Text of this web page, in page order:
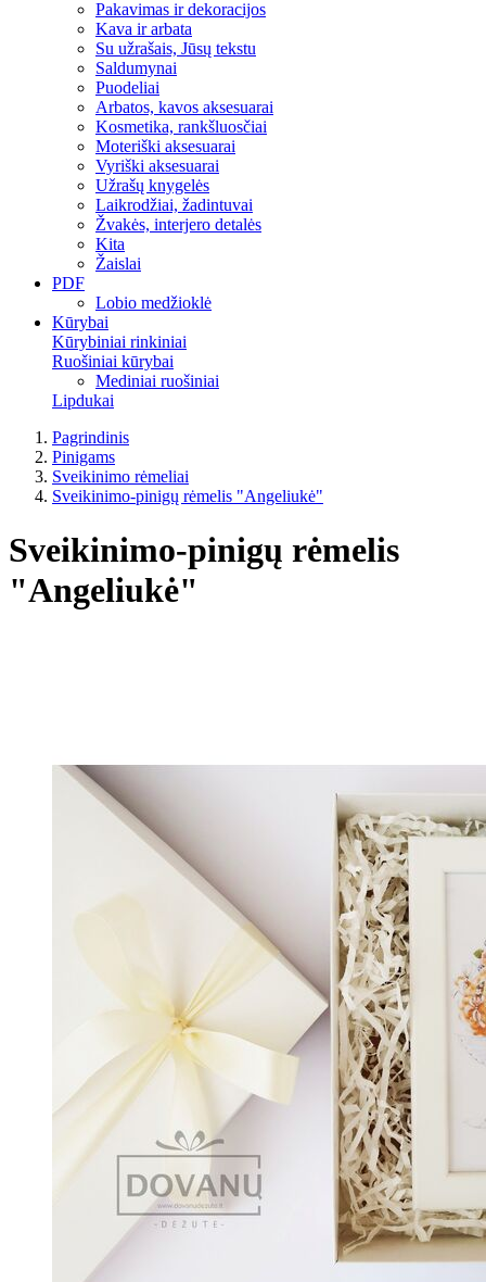
Pakavimas ir dekoracijos
Kava ir arbata
Su užrašais, Jūsų tekstu
Saldumynai
Puodeliai
Arbatos, kavos aksesuarai
Kosmetika, rankšluosčiai
Moteriški aksesuarai
Vyriški aksesuarai
Užrašų knygelės
Laikrodžiai, žadintuvai
Žvakės, interjero detalės
Kita
Žaislai
PDF
Lobio medžioklė
Kūrybai
Kūrybiniai rinkiniai
Ruošiniai kūrybai
Mediniai ruošiniai
Lipdukai
Pagrindinis
Pinigams
Sveikinimo rėmeliai
Sveikinimo-pinigų rėmelis "Angeliukė"
Sveikinimo-pinigų rėmelis
"Angeliukė"